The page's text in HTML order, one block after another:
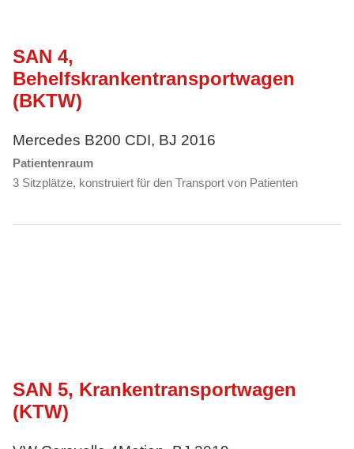
SAN 4,
Behelfskrankentransportwagen
(BKTW)
Mercedes B200 CDI, BJ 2016
Patientenraum
3 Sitzplätze, konstruiert für den Transport von Patienten
SAN 5, Krankentransportwagen
(KTW)